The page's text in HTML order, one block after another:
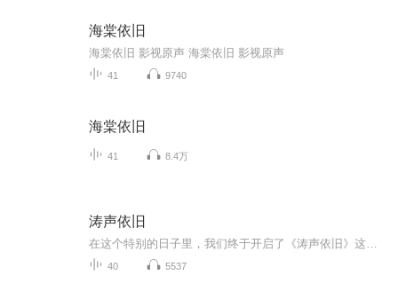
海棠依旧
海棠依旧 影视原声 海棠依旧 影视原声
41 9740
海棠依旧
41 8.4万
涛声依旧
40 5537